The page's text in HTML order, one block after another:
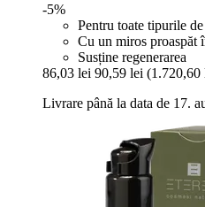
-5%
Pentru toate tipurile
Cu un miros proaspăt
Susține regenerarea
86,03 lei 90,59 lei (1.720,60
Livrare până la data de 17.